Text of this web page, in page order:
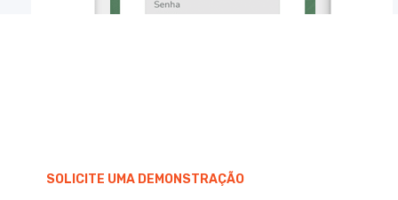
SOLICITE UMA DEMONSTRAÇÃO